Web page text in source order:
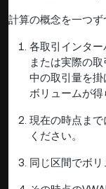
計算の概念を一つず
各取引インター
または実際の
中の取引量を
ボリュームが得
現在の時点ま
ください。
同じ区間でボリ